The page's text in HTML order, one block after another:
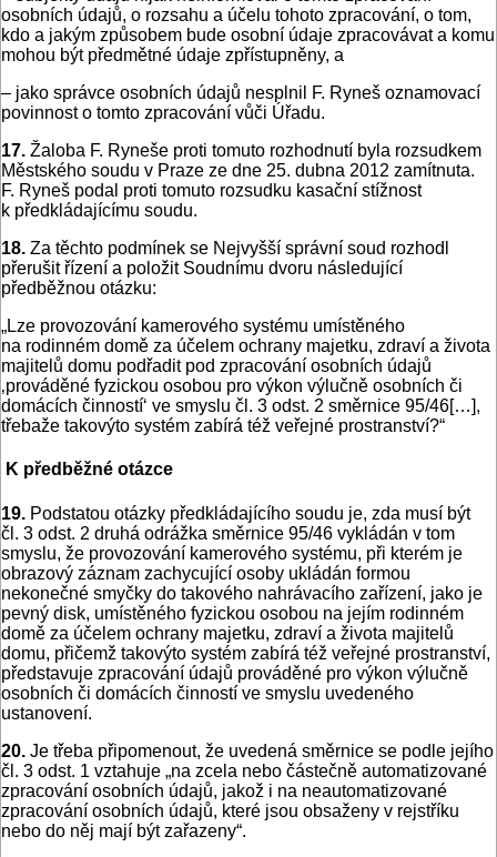
osobních údajů, o rozsahu a účelu tohoto zpracování, o tom,
kdo a jakým způsobem bude osobní údaje zpracovávat a komu
mohou být předmětné údaje zpřístupněny, a
– jako správce osobních údajů nesplnil F. Ryneš oznamovací
povinnost o tomto zpracování vůči Úřadu.
17. Žaloba F. Ryneše proti tomuto rozhodnutí byla rozsudkem
Městského soudu v Praze ze dne 25. dubna 2012 zamítnuta.
F. Ryneš podal proti tomuto rozsudku kasační stížnost
k předkládajícímu soudu.
18. Za těchto podmínek se Nejvyšší správní soud rozhodl
přerušit řízení a položit Soudnímu dvoru následující
předběžnou otázku:
„Lze provozování kamerového systému umístěného
na rodinném domě za účelem ochrany majetku, zdraví a života
majitelů domu podřadit pod zpracování osobních údajů
‚prováděné fyzickou osobou pro výkon výlučně osobních či
domácích činností‘ ve smyslu čl. 3 odst. 2 směrnice 95/46[…],
třebaže takovýto systém zabírá též veřejné prostranství?“
K předběžné otázce
19. Podstatou otázky předkládajícího soudu je, zda musí být
čl. 3 odst. 2 druhá odrážka směrnice 95/46 vykládán v tom
smyslu, že provozování kamerového systému, při kterém je
obrazový záznam zachycující osoby ukládán formou
nekonečné smyčky do takového nahrávacího zařízení, jako je
pevný disk, umístěného fyzickou osobou na jejím rodinném
domě za účelem ochrany majetku, zdraví a života majitelů
domu, přičemž takovýto systém zabírá též veřejné prostranství,
představuje zpracování údajů prováděné pro výkon výlučně
osobních či domácích činností ve smyslu uvedeného
ustanovení.
20. Je třeba připomenout, že uvedená směrnice se podle jejího
čl. 3 odst. 1 vztahuje „na zcela nebo částečně automatizované
zpracování osobních údajů, jakož i na neautomatizované
zpracování osobních údajů, které jsou obsaženy v rejstříku
nebo do něj mají být zařazeny“.